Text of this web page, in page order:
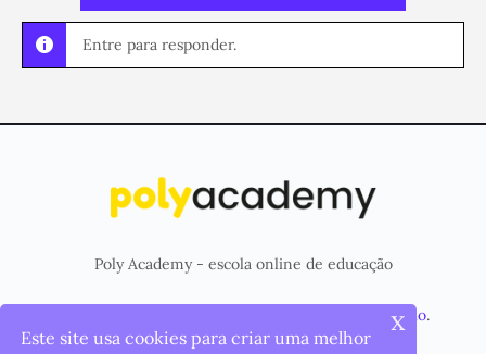
Entre para responder.
Poly Academy - escola online de educação
Poly Studio.
Página Inicial
Cursos
Menu
Este site usa cookies para criar uma melhor
x